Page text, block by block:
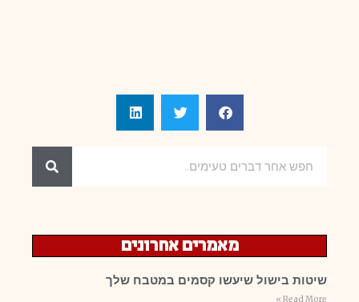
מאמרים אחרונים
שיטות בישול שיעשו קסמים במטבח שלך
Read More »